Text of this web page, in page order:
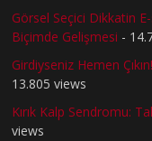
Görsel Seçici Dikkatin
Biçimde Gelişmesi -
Girdiyseniz Hemen
13.805 views
Kırık Kalp Sendromu:
views